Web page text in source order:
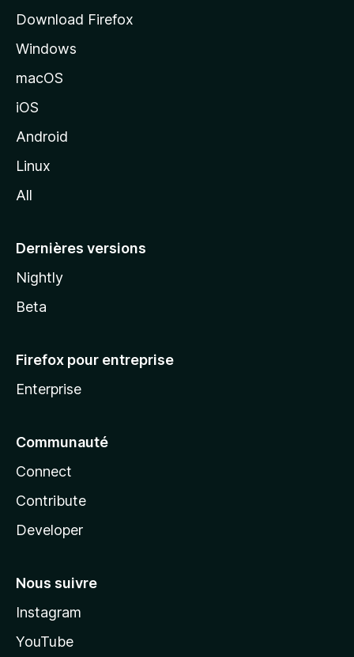
l
d
o
z
l
Download Firefox
Windows
macOS
iOS
Android
Linux
All
Dernières versions
Nightly
Beta
Firefox pour entreprise
Enterprise
Communauté
Connect
Contribute
Developer
Nous suivre
Instagram
YouTube